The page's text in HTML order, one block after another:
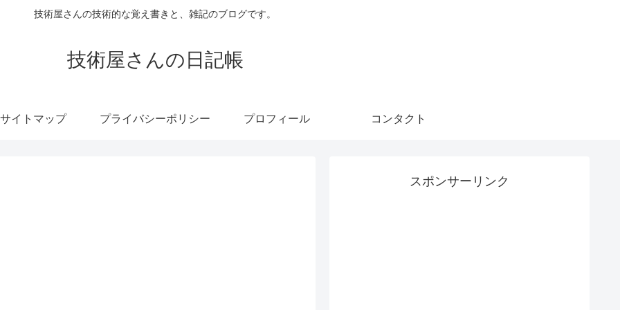
技術屋さんの技術的な覚え書きと、雑記のブログです。
技術屋さんの日記帳
サイトマップ プライバシーポリシー プロフィール コンタクト
スポンサーリンク